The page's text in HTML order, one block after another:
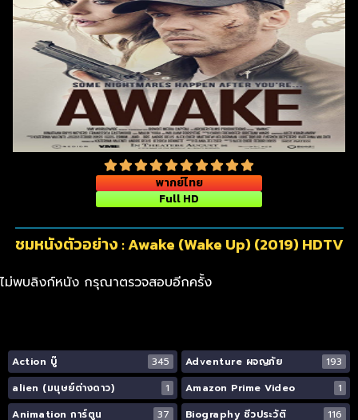
พากย์ไทย
Full HD
ชมหนังตัวอย่าง : Awake (Wake Up) (2019) HDTV
ไม่พบลิงก์หนัง กรุณาตรวจสอบอีกครั้ง
Action บู๊ 345 Adventure ผจญภัย
193
alien (มนุษย์ต่างดาว)
1 Amazon Prime Video
1
Animation การ์ตูน
37 Biography ชีวประวัติ 116